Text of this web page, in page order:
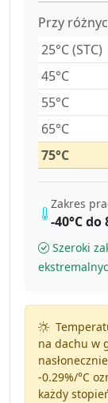
Przy
25°C (STC)
45°C
55°C
65°C
75°C
Zakres
-40°C do
Szeroki
na dachu w
-0.29%/°C
każdy